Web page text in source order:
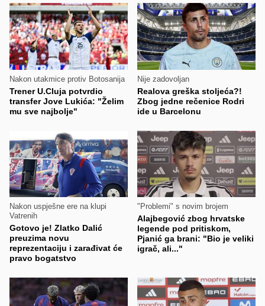
Nakon utakmice protiv Botosanija
Trener U.Cluja potvrdio
transfer Jove Lukića: "Želim
mu sve najbolje"
Nije zadovoljan
Realova greška stoljeća?!
Zbog jedne rečenice Rodri
ide u Barcelonu
Nakon uspješne ere na klupi
Vatrenih
Gotovo je! Zlatko Dalić
preuzima novu
reprezentaciju i zarađivat će
pravo bogatstvo
"Problemi" s novim brojem
Alajbegović zbog hrvatske
legende pod pritiskom,
Pjanić ga brani: "Bio je veliki
igrač, ali..."